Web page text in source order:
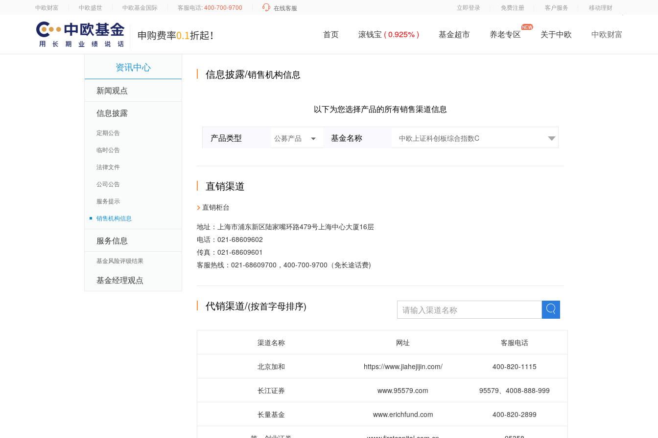
中欧财富 中欧盛世 中欧基金国际 客服电话:400-700-9700  在线客服 立即登录 免费注册 客户服务 移动理财
首页 滚钱宝 ( 0.925% ) 基金超市 养老专区 关于中欧 中欧财富
资讯中心
新闻观点
信息披露
定期公告
临时公告
法律文件
公司公告
服务提示
销售机构信息
服务信息
基金风险评级结果
基金经理观点
信息披露/销售机构信息
以下为您选择产品的所有销售渠道信息
产品类型 基金名称
直销渠道
直销柜台
地址：上海市浦东新区陆家嘴环路479号上海中心大厦16层
电话：021-68609602
传真：021-68609601
客服热线：021-68609700，400-700-9700（免长途话费)
代销渠道/(按首字母排序)
渠道名称 网址 客服电话
北京加和 https://www.jiahejijin.com/ 400-820-1115
长江证券 www.95579.com 95579、4008-888-999
长量基金 www.erichfund.com 400-820-2899